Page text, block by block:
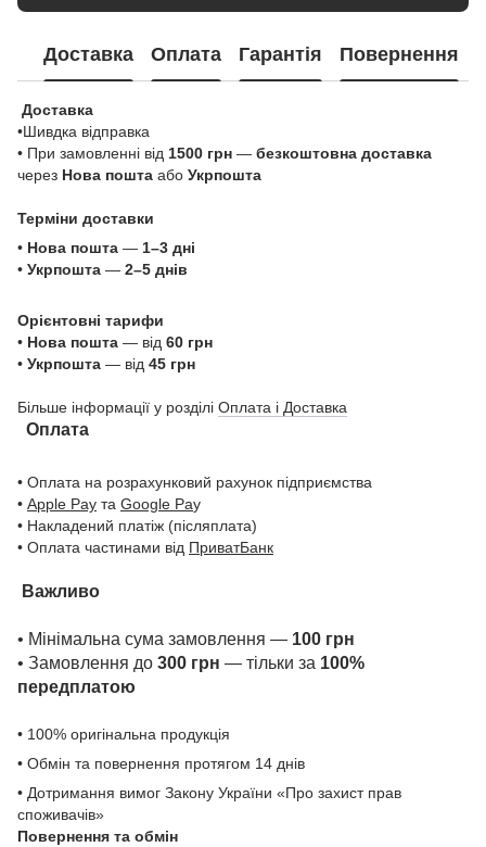
Доставка Оплата Гарантія Повернення
Доставка
•Шивдка відправка
• При замовленні від 1500 грн — безкоштовна доставка
через Нова пошта або Укрпошта
Терміни доставки
• Нова пошта — 1–3 дні
• Укрпошта — 2–5 днів
Орієнтовні тарифи
• Нова пошта — від 60 грн
• Укрпошта — від 45 грн
Більше інформації у розділі Оплата і Доставка
Оплата
• Оплата на розрахунковий рахунок підприємства
• Apple Pay та Google Pay
• Накладений платіж (післяплата)
• Оплата частинами від ПриватБанк
Важливо
• Мінімальна сума замовлення — 100 грн
• Замовлення до 300 грн — тільки за 100%
передплатою
• 100% оригінальна продукція
• Обмін та повернення протягом 14 днів
• Дотримання вимог Закону України «Про захист прав
споживачів»
Повернення та обмін